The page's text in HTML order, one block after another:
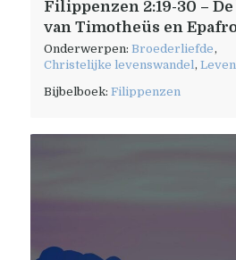
Filippenzen 2:19-30 –
van Timotheüs en
Onderwerpen:Broederliefde,
Christelijke levenswandel,
Bijbelboek:Filippenzen